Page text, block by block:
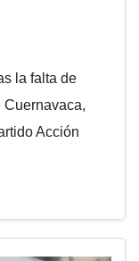
la falta de
Acción